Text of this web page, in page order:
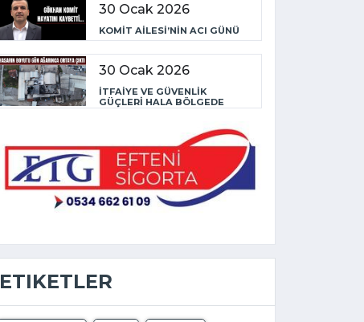
30 Ocak 2026
KOMİT AİLESİ’NİN ACI GÜNÜ
30 Ocak 2026
İTFAİYE VE GÜVENLİK
GÜÇLERİ HALA BÖLGEDE
ETIKETLER